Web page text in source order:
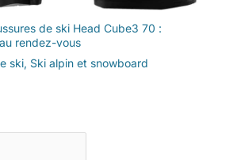
de ski Head Cube3 70 :
rendez-vous
ski, Ski alpin et snowboard